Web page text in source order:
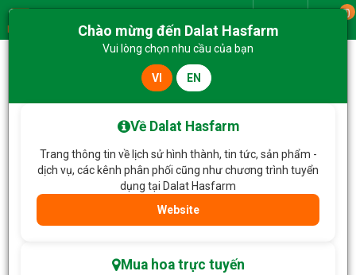
Menu
0
Hoa Tặng & Hoa Dịch Vụ
Chào mừng đến Dalat Hasfarm
Vui lòng chọn nhu cầu của bạn
VI EN
Về Dalat Hasfarm
Trang thông tin về lịch sử hình thành, tin tức, sản phẩm -
dịch vụ, các kênh phân phối cũng như chương trình tuyển
dụng tại Dalat Hasfarm
Website
Mua hoa trực tuyến